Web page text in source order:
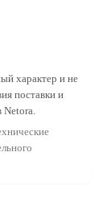
характер и не
поставки и